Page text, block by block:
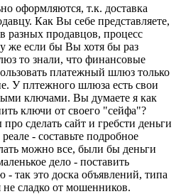
оформляются, т.к. доставка
Как Вы себе представляете,
разных продавцов, процесс
же если бы Вы хотя бы раз
то знали, что финансовые
платежный шлюз только
У плтежного шлюза есть свои
ключами. Вы думаете я как
ключи от своего "сейфа"?
сделать сайт и гребсти деньги
- составьте подробное
можно все, были бы деньги
дело - поставить
так это доска объявлений, типа
сладко от мошенников.